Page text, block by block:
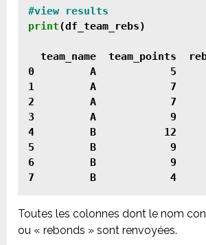
print(df_team_rebs)
team_name  team_points
0         A            5
1         A            7
2         A            7
3         A            9
4         B           12
5         B            9
6         B            9
Toutes les colonnes dont le nom
ou « rebonds » sont renvoyées.